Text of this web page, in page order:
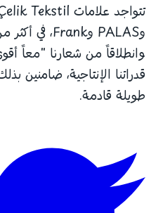
وانطلاقاً من شعارنا "معاً
قدراتنا الإنتاجية، ضامنين
طويلة قادمة.